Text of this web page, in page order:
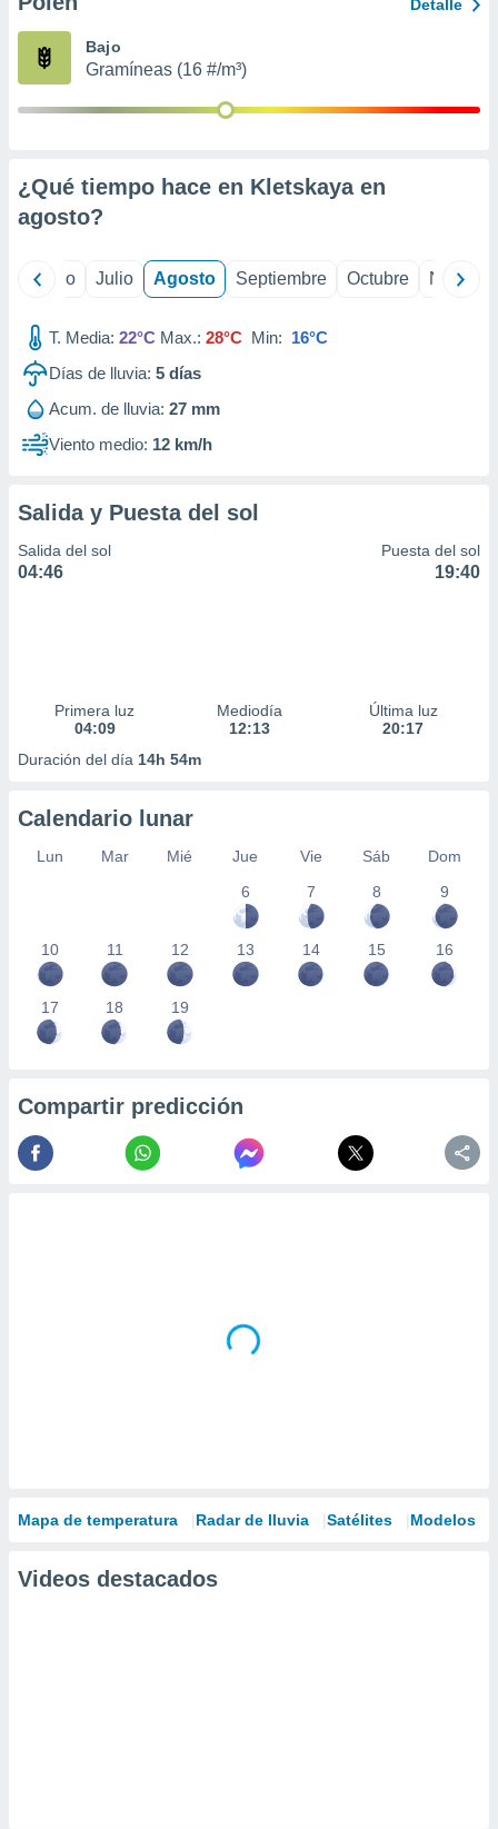
publicidad
1199
Detalle
Bajo
Gramíneas (16 #/m³)
¿Qué tiempo hace en Kletskaya en
agosto?
Junio Julio Agosto Septiembre Octubre
T. Media: 22°C Max.: 28°C Min: 16°C
Días de lluvia: 5 días
Acum. de lluvia: 27 mm
Viento medio: 12 km/h
Salida y Puesta del sol
Salida del sol
04:46
Puesta del sol
19:40
Primera luz
04:09
Mediodía
12:13
Última luz
20:17
Duración del día 14h 54m
Calendario lunar
Lun Mar Mié Jue Vie Sáb
Dom
6
7 8 9
10 11 12 13 14 15 16
17 18 19
Compartir predicción
Mapa de temperatura Radar de lluvia Satélites Modelos
Videos destacados